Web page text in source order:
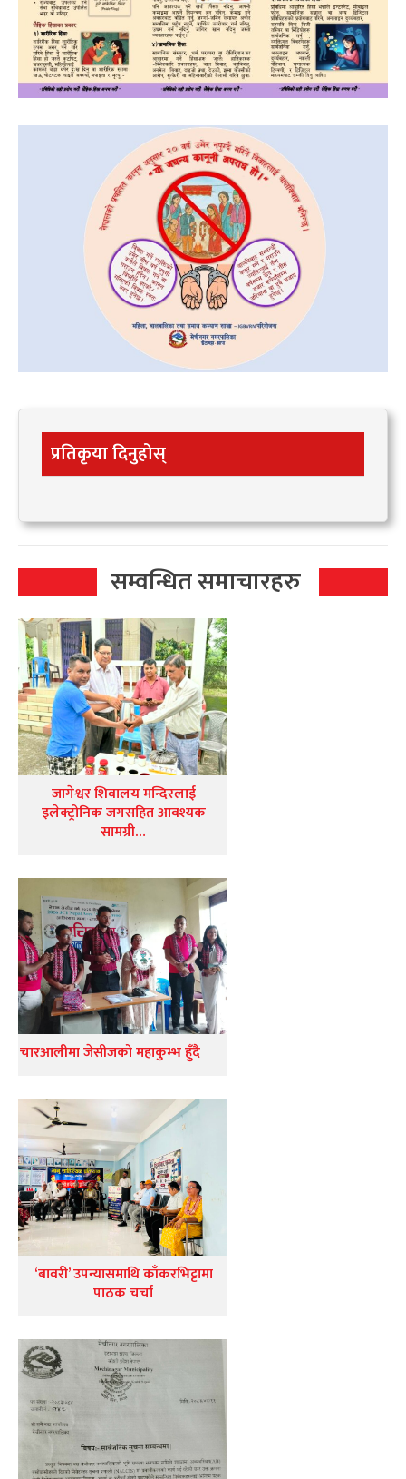
प्रतिकृया दिनुहोस्
सम्वन्धित समाचारहरु
जागेश्वर शिवालय मन्दिरलाई
इलेक्ट्रोनिक जगसहित आवश्यक
सामग्री…
चारआलीमा जेसीजको महाकुम्भ हुँदै
‘बावरी’ उपन्यासमाथि काँकरभिट्टामा
पाठक चर्चा